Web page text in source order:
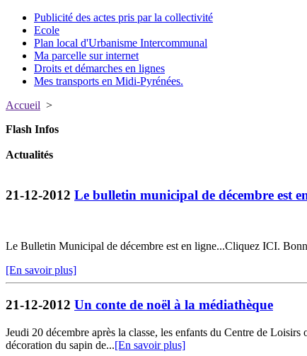
Publicité des actes pris par la collectivité
Ecole
Plan local d'Urbanisme Intercommunal
Ma parcelle sur internet
Droits et démarches en lignes
Mes transports en Midi-Pyrénées.
Accueil >
Flash Infos
Actualités
21-12-2012 Le bulletin municipal de décembre est
Le Bulletin Municipal de décembre est en ligne...Cliquez ICI.
[En savoir plus]
21-12-2012 Un conte de noël à la médiathèque
Jeudi 20 décembre après la classe, les enfants du Centre de
décoration du sapin de...[En savoir plus]